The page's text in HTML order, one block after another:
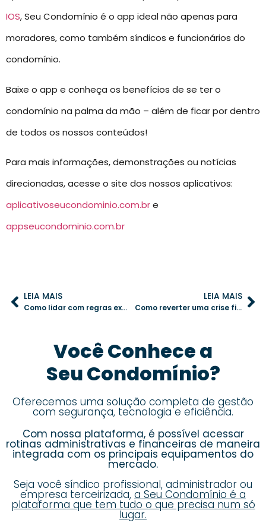
IOS, Seu Condomínio é o app ideal não apenas para
moradores, como também síndicos e funcionários do
condomínio.
Baixe o app e conheça os benefícios de se ter o
condomínio na palma da mão – além de ficar por dentro
de todos os nossos conteúdos!
Para mais informações, demonstrações ou notícias
direcionadas, acesse o site dos nossos aplicativos:
aplicativoseucondominio.com.bre
appseucondominio.com.br
LEIA MAIS
Como lidar com regras exageradas no regimento interno do condomínio
LEIA MAIS
Como reverter uma crise financeira no condomínio com ações práticas
Você Conhece a
Seu Condomínio?
Oferecemos uma solução completa de gestão
com segurança, tecnologia e eficiência.
Com nossa plataforma, é possível acessar
rotinas administrativas e financeiras de maneira
integrada com os principais equipamentos do
mercado.
Seja você síndico profissional, administrador ou
empresa terceirizada, a Seu Condomínio é a
plataforma que tem tudo o que precisa num só
lugar.